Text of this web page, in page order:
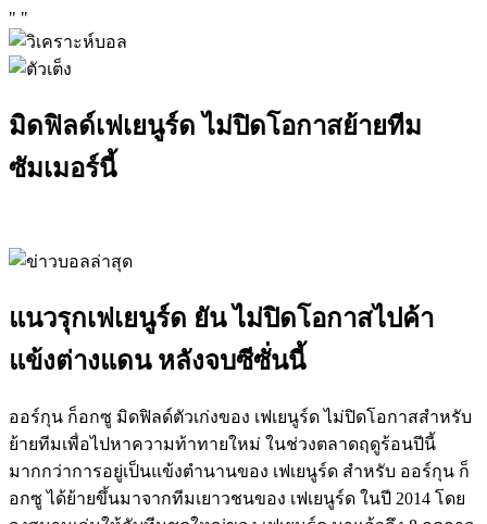
" "
มิดฟิลด์เฟเยนูร์ด ไม่ปิดโอกาสย้ายทีม
ซัมเมอร์นี้
แนวรุกเฟเยนูร์ด ยัน ไม่ปิดโอกาสไปค้า
แข้งต่างแดน หลังจบซีซั่นนี้
ออร์กุน ก็อกซู มิดฟิลด์ตัวเก่งของ เฟเยนูร์ด ไม่ปิดโอกาสสำหรับ
ย้ายทีมเพื่อไปหาความท้าทายใหม่ ในช่วงตลาดฤดูร้อนปีนี้
มากกว่าการอยู่เป็นแข้งตำนานของ เฟเยนูร์ด สำหรับ ออร์กุน ก็
อกซู ได้ย้ายขึ้นมาจากทีมเยาวชนของ เฟเยนูร์ด ในปี 2014 โดย